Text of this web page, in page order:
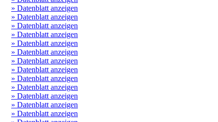
» Datenblatt anzeigen
» Datenblatt anzeigen
» Datenblatt anzeigen
» Datenblatt anzeigen
» Datenblatt anzeigen
» Datenblatt anzeigen
» Datenblatt anzeigen
» Datenblatt anzeigen
» Datenblatt anzeigen
» Datenblatt anzeigen
» Datenblatt anzeigen
» Datenblatt anzeigen
» Datenblatt anzeigen